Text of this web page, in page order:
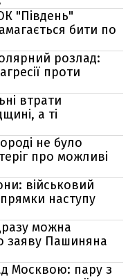
"Південь"
бити по
розлад:
проти
втрати
а ті
не було
про можливі
військовий
наступу
можна
заяву Пашиняна
Москвою: пару з